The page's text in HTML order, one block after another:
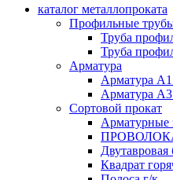
каталог металлопроката
Профильные
Труба
Труба
Арматура
Арматура А1
Арматура
Сортовой прокат
Арматурные
Двутавровая
Квадрат